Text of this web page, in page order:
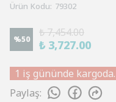
Ürün Kodu: 79302
%50
₺ 7,454.00
₺ 3,727.00
1 iş gününde kargoda.
Paylaş: